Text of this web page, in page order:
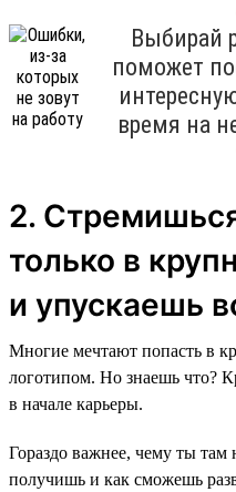
Выбирай
поможет
время на
2.
только в
и упускаешь
Многие мечтают попасть в
логотипом. Но знаешь что?
в начале карьеры.
Гораздо важнее, чему ты там
получишь и как сможешь